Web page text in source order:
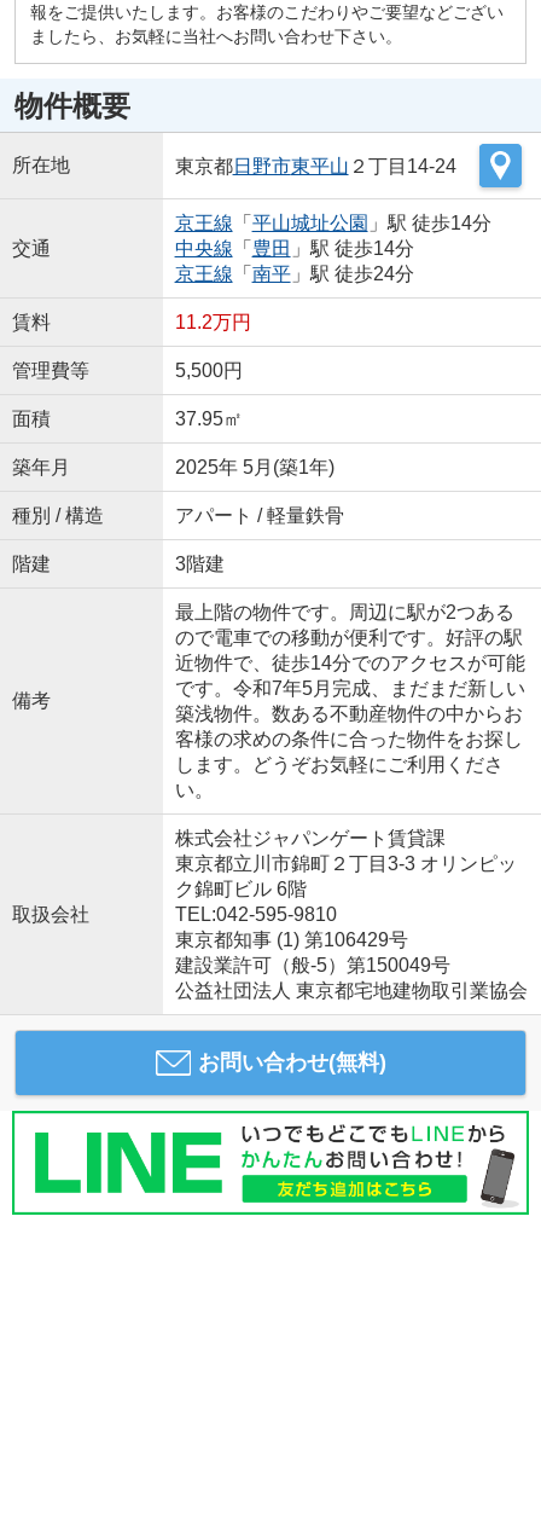
報をご提供いたします。お客様のこだわりやご要望などござい
ましたら、お気軽に当社へお問い合わせ下さい。
物件概要
所在地 東京都日野市東平山 ２丁目14-24
交通
京王線 「 平山城址公園 」駅 徒歩14分
中央線 「 豊田 」駅 徒歩14分
京王線 「 南平」駅 徒歩24分
賃料 11.2万円
管理費等 5,500円
面積 37.95㎡
築年月 2025年 5月(築1年)
種別 / 構造 アパート / 軽量鉄骨
階建 3階建
備考
最上階の物件です。周辺に駅が2つある
ので電車での移動が便利です。好評の駅
近物件で、徒歩14分でのアクセスが可能
です。令和7年5月完成、まだまだ新しい
築浅物件。数ある不動産物件の中からお
客様の求めの条件に合った物件をお探し
します。どうぞお気軽にご利用くださ
い。
取扱会社
株式会社ジャパンゲート賃貸課
東京都立川市錦町２丁目3-3 オリンピッ
ク錦町ビル 6階
TEL:042-595-9810
東京都知事 (1) 第106429号
建設業許可（般-5）第150049号
公益社団法人 東京都宅地建物取引業協会
お問い合わせ(無料)